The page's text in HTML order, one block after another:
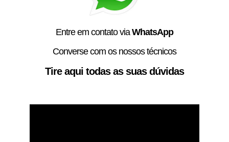
Entre em contato viaWhatsApp
Converse com os nossos técnicos
Tire aqui todas as suas dúvidas